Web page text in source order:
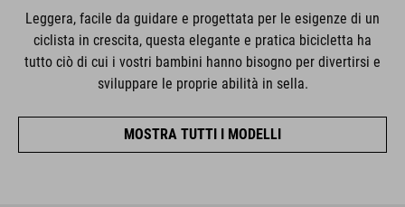
Leggera, facile da guidare e progettata per le esigenze di un
ciclista in crescita, questa elegante e pratica bicicletta ha
tutto ciò di cui i vostri bambini hanno bisogno per divertirsi e
sviluppare le proprie abilità in sella.
MOSTRA TUTTI I MODELLI